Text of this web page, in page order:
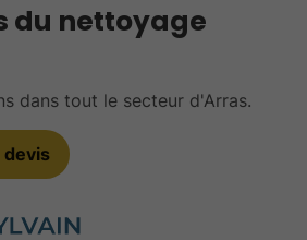
du nettoyage
dans tout le secteur d'Arras.
devis